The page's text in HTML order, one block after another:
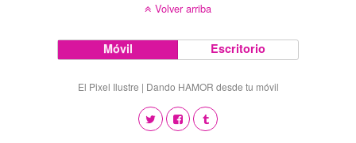
Volver arriba
Móvil Escritorio
El Pixel Ilustre | Dando HAMOR desde tu móvil